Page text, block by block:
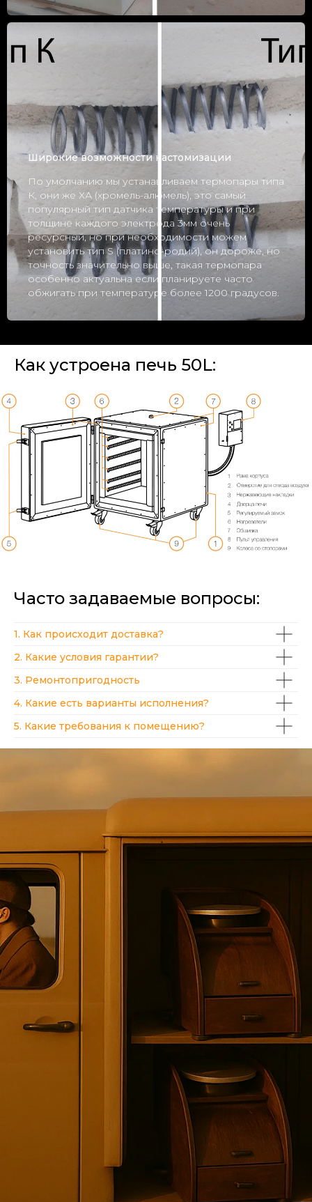
Широкие возможности кастомизации
По умолчанию мы устанавливаем термопары типа
К, они же ХА (хромель-алюмель), это самый
популярный тип датчика температуры и при
толщине каждого электрода 3мм очень
ресурсный, но при необходимости можем
установить тип S (платино-родий), он дороже, но
точность значительно выше, такая термопара
особенно актуальна если планируете часто
обжигать при температуре более 1200 градусов.
Как устроена печь 50L:
Часто задаваемые вопросы:
1. Как происходит доставка?
2. Какие условия гарантии?
3. Ремонтопригодность
4. Какие есть варианты исполнения?
5. Какие требования к помещению?